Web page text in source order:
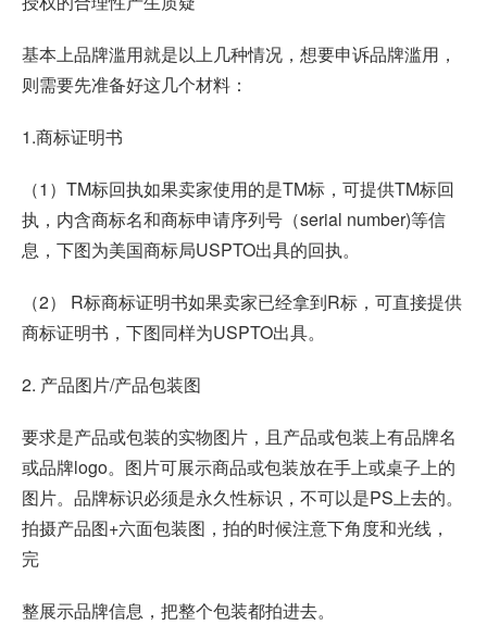
基本上品牌滥用就是以上几种情况，想要申诉品牌滥用，
则需要先准备好这几个材料：
1.商标证明书
（1）TM标回执如果卖家使用的是TM标，可提供TM标回
执，内含商标名和商标申请序列号（serial number)等信
息，下图为美国商标局USPTO出具的回执。
（2） R标商标证明书如果卖家已经拿到R标，可直接提供
商标证明书，下图同样为USPTO出具。
2. 产品图片/产品包装图
要求是产品或包装的实物图片，且产品或包装上有品牌名
或品牌logo。图片可展示商品或包装放在手上或桌子上的
图片。品牌标识必须是永久性标识，不可以是PS上去的。
拍摄产品图+六面包装图，拍的时候注意下角度和光线，
完
整展示品牌信息，把整个包装都拍进去。